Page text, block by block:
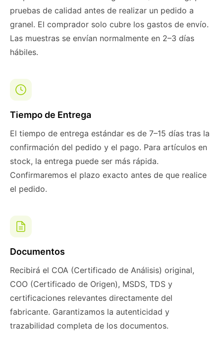
pruebas de calidad antes de realizar un pedido a
granel. El comprador solo cubre los gastos de envío.
Las muestras se envían normalmente en 2–3 días
hábiles.
Tiempo de Entrega
El tiempo de entrega estándar es de 7–15 días tras la
confirmación del pedido y el pago. Para artículos en
stock, la entrega puede ser más rápida.
Confirmaremos el plazo exacto antes de que realice
el pedido.
Documentos
Recibirá el COA (Certificado de Análisis) original,
COO (Certificado de Origen), MSDS, TDS y
certificaciones relevantes directamente del
fabricante. Garantizamos la autenticidad y
trazabilidad completa de los documentos.